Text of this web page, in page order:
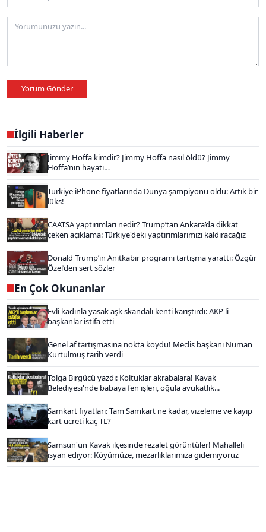
Yorum Gönder
İlgili Haberler
Jimmy Hoffa kimdir? Jimmy Hoffa nasıl öldü? Jimmy
Hoffa’nın hayatı…
Türkiye iPhone fiyatlarında Dünya şampiyonu oldu: Artık bir
lüks!
CAATSA yaptırımları nedir? Trump’tan Ankara’da dikkat
çeken açıklama: Türkiye'deki yaptırımlarımızı kaldıracağız
Donald Trump’ın Anıtkabir programı tartışma yarattı: Özgür
Özel’den sert sözler
En Çok Okunanlar
Evli kadınla yasak aşk skandalı kenti karıştırdı: AKP'li
başkanlar istifa etti
Genel af tartışmasına nokta koydu! Meclis başkanı Numan
Kurtulmuş tarih verdi
Tolga Birgücü yazdı: Koltuklar akrabalara! Kavak
Belediyesi'nde babaya fen işleri, oğula avukatlık...
Samkart fiyatları: Tam Samkart ne kadar, vizeleme ve kayıp
kart ücreti kaç TL?
Samsun'un Kavak ilçesinde rezalet görüntüler! Mahalleli
isyan ediyor: Köyümüze, mezarlıklarımıza gidemiyoruz